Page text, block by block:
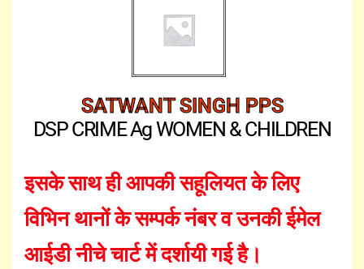
SATWANT SINGH PPS
DSP CRIME Ag WOMEN & CHILDREN
इसके साथ ही आपकी सहूलियत के लिए
विभिन थानों के सम्पर्क नंबर व उनकी ईमेल
आईडी नीचे चार्ट में दर्शायी गई है।